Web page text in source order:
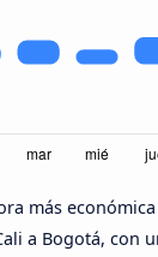
más
a Bogotá, con